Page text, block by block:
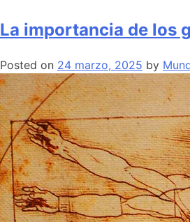
La importancia de los
Posted on 24 marzo, 2025 by